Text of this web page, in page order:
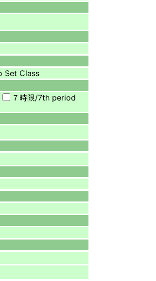
Set Class
７時限/7th period